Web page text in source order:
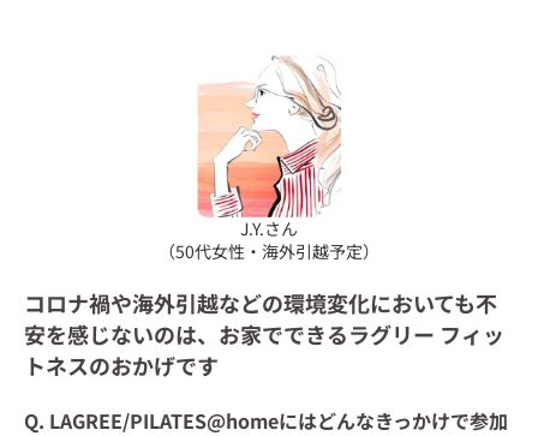
J.Y.さん
（50代女性・海外引越予定）
コロナ禍や海外引越などの環境変化においても不
安を感じないのは、お家でできるラグリー フィッ
トネスのおかげです
Q. LAGREE/PILATES@homeにはどんなきっかけで参加